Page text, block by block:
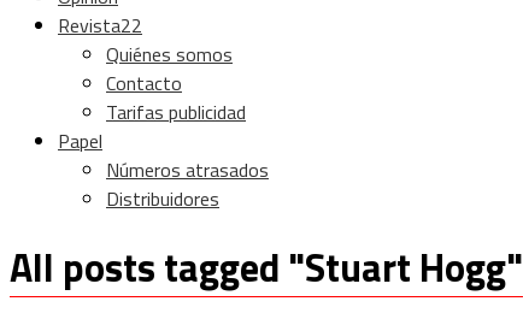
Revista22
Quiénes somos
Contacto
Tarifas publicidad
Papel
Números atrasados
Distribuidores
All posts tagged "Stuart Hogg"